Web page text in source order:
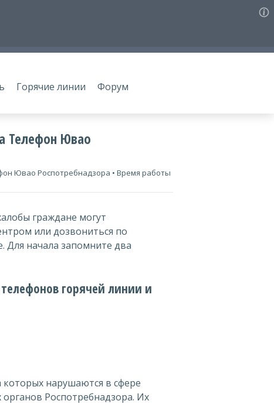
Горячие линии
Форум
Телефон Ювао
Ювао Роспотребнадзора • Время работы
граждане могут
или дозвониться по
Для начала запомните два
горячей линии и
нарушаются в сфере
Роспотребнадзора. Их